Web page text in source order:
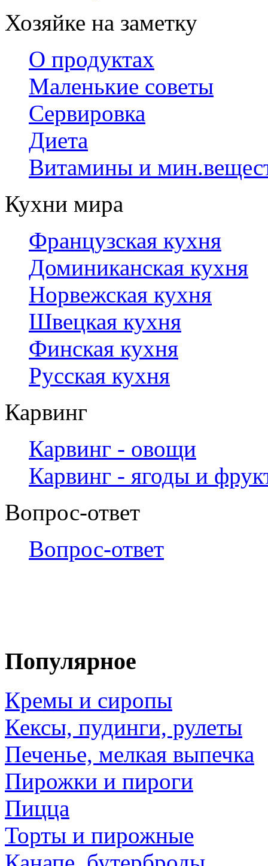
Хозяйке на заметку
О продуктах
Маленькие советы
Сервировка
Диета
Витамины и
Кухни мира
Французская кухня
Доминиканская кухня
Норвежская кухня
Швецкая кухня
Финская кухня
Русская кухня
Карвинг
Карвинг - овощи
Карвинг - ягоды и
Вопрос-ответ
Вопрос-ответ
Популярное
Кремы и сиропы
Кексы, пудинги, рулеты
Печенье, мелкая выпечка
Пирожки и пироги
Пицца
Торты и пирожные